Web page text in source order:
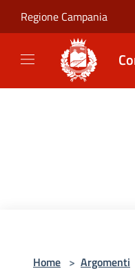
Regione Campania
Home > Argomenti